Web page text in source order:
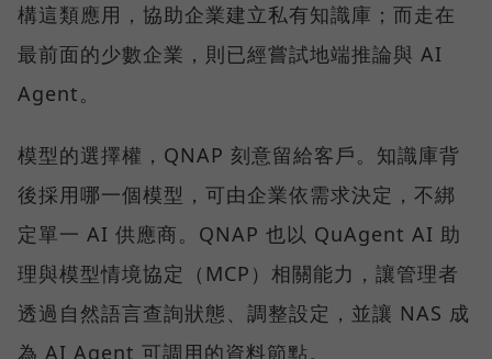
構這類應用，協助企業建立私有知識庫；而走在
最前面的少數企業，則已經嘗試地端推論與 AI
Agent。
模型的選擇權，QNAP 刻意留給客戶。知識庫背
後採用哪一個模型，可由企業依需求決定，不綁
定單一 AI 供應商。QNAP 也以 QuAgent AI 助
理與模型情境協定（MCP）相關能力，讓管理者
透過自然語言查詢狀態、調整設定，並讓 NAS 成
為 AI Agent 可調用的資料節點。